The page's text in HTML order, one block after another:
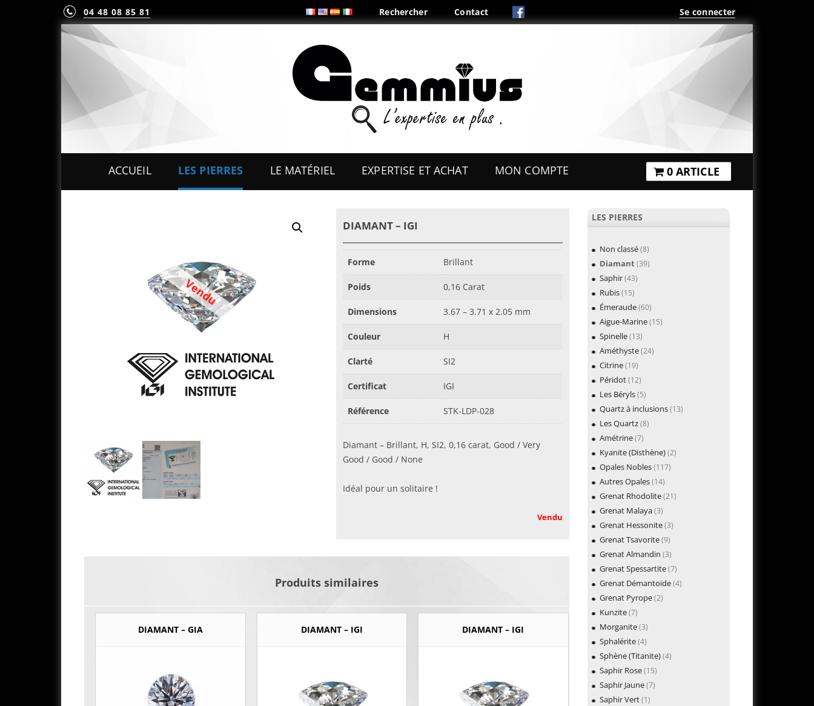
04 48 08 85 81 Rechercher Contact Se connecter
au
contenu
ACCUEIL LES PIERRES LE MATÉRIEL
COFFRETS & PRÉSENTOIRS
EXPERTISE ET ACHAT MON COMPTE 0 ARTICLE
Vendu
DIAMANT – IGI
Forme Brillant
Poids 0,16 Carat
Dimensions 3.67 – 3.71 x 2.05 mm
Couleur H
Clarté SI2
Certificat IGI
Référence STK-LDP-028
Diamant – Brillant, H, SI2, 0,16 carat, Good / Very
Good / Good / None
Idéal pour un solitaire !
Vendu
Produits similaires
DIAMANT – GIA DIAMANT – IGI DIAMANT – IGI
LES PIERRES
Non classé(8)
Diamant (39)
Saphir(43)
Rubis(15)
Émeraude(60)
Aigue-Marine(15)
Spinelle(13)
Améthyste(24)
Citrine(19)
Péridot(12)
Les Béryls(5)
Quartz à inclusions(13)
Les Quartz(8)
Amétrine(7)
Kyanite (Disthène)(2)
Opales Nobles(117)
Autres Opales(14)
Grenat Rhodolite(21)
Grenat Malaya(3)
Grenat Hessonite(3)
Grenat Tsavorite(9)
Grenat Almandin (3)
Grenat Spessartite(7)
Grenat Démantoïde(4)
Grenat Pyrope(2)
Kunzite(7)
Morganite(3)
Sphalérite(4)
Sphène (Titanite)(4)
Saphir Rose(15)
Saphir Jaune(7)
Saphir Vert(1)